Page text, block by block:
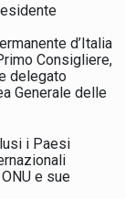
d’Italia
Consigliere,
delegato
Generale delle
i Paesi
e sue